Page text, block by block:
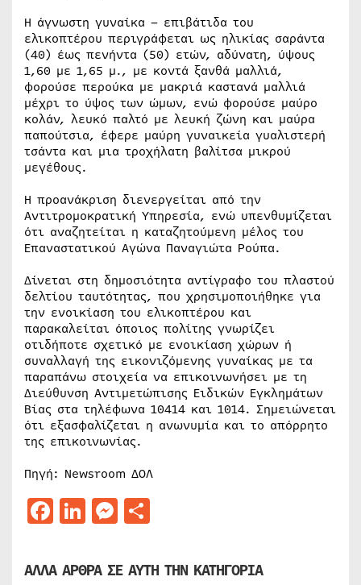
Η άγνωστη γυναίκα – επιβάτιδα του
ελικοπτέρου περιγράφεται ως ηλικίας σαράντα
(40) έως πενήντα (50) ετών, αδύνατη, ύψους
1,60 με 1,65 μ., με κοντά ξανθά μαλλιά,
φορούσε περούκα με μακριά καστανά μαλλιά
μέχρι το ύψος των ώμων, ενώ φορούσε μαύρο
κολάν, λευκό παλτό με λευκή ζώνη και μαύρα
παπούτσια, έφερε μαύρη γυναικεία γυαλιστερή
τσάντα και μια τροχήλατη βαλίτσα μικρού
μεγέθους.
Η προανάκριση διενεργείται από την
Αντιτρομοκρατική Υπηρεσία, ενώ υπενθυμίζεται
ότι αναζητείται η καταζητούμενη μέλος του
Επαναστατικού Αγώνα Παναγιώτα Ρούπα.
Δίνεται στη δημοσιότητα αντίγραφο του πλαστού
δελτίου ταυτότητας, που χρησιμοποιήθηκε για
την ενοικίαση του ελικοπτέρου και
παρακαλείται όποιος πολίτης γνωρίζει
οτιδήποτε σχετικό με ενοικίαση χώρων ή
συναλλαγή της εικονιζόμενης γυναίκας με τα
παραπάνω στοιχεία να επικοινωνήσει με τη
Διεύθυνση Αντιμετώπισης Ειδικών Εγκλημάτων
Βίας στα τηλέφωνα 10414 και 1014. Σημειώνεται
ότι εξασφαλίζεται η ανωνυμία και το απόρρητο
της επικοινωνίας.
Πηγή: Newsroom ΔΟΛ
Facebook
LinkedIn
Messenger
ΑΛΛΑ ΑΡΘΡΑ ΣΕ ΑΥΤΗ ΤΗΝ ΚΑΤΗΓΟΡΙΑ